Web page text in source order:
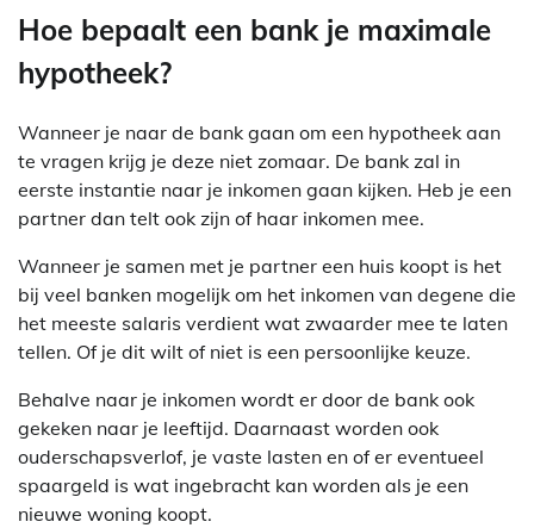
Hoe bepaalt een bank je maximale
hypotheek?
Wanneer je naar de bank gaan om een hypotheek aan
te vragen krijg je deze niet zomaar. De bank zal in
eerste instantie naar je inkomen gaan kijken. Heb je een
partner dan telt ook zijn of haar inkomen mee.
Wanneer je samen met je partner een huis koopt is het
bij veel banken mogelijk om het inkomen van degene die
het meeste salaris verdient wat zwaarder mee te laten
tellen. Of je dit wilt of niet is een persoonlijke keuze.
Behalve naar je inkomen wordt er door de bank ook
gekeken naar je leeftijd. Daarnaast worden ook
ouderschapsverlof, je vaste lasten en of er eventueel
spaargeld is wat ingebracht kan worden als je een
nieuwe woning koopt.